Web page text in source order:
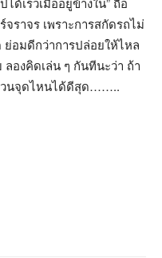
ราจร เพราะการสกัดรถไม่
ย่อมดีกว่าการปล่อยให้ไหล
องคิดเล่น ๆ กันทีนะว่า ถ้า
วนจุดไหนได้ดีสุด……..